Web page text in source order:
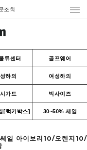
조회
류센터 골프웨어
하의 여성하의
가드 빅사이즈
[럭키박스] 30~50% 세일
일 아이보리10/오렌지10/